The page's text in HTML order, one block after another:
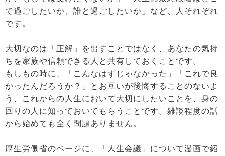
で過ごしたいか、誰と過ごしたいか」など、人それぞれ
です。
大切なのは「正解」を出すことではなく、あなたの気持
ちを家族や信頼できる人と共有しておくことです。
もしもの時に、「こんなはずじゃなかった」「これで良
かったんだろうか？」とお互いが後悔することのないよ
う、これからの人生において大切にしたいことを、身の
回りの人に知っておいてもらうことです。雑談程度の話
から始めても全く問題ありません。
厚生労働省のページに、「人生会議」について漫画で紹